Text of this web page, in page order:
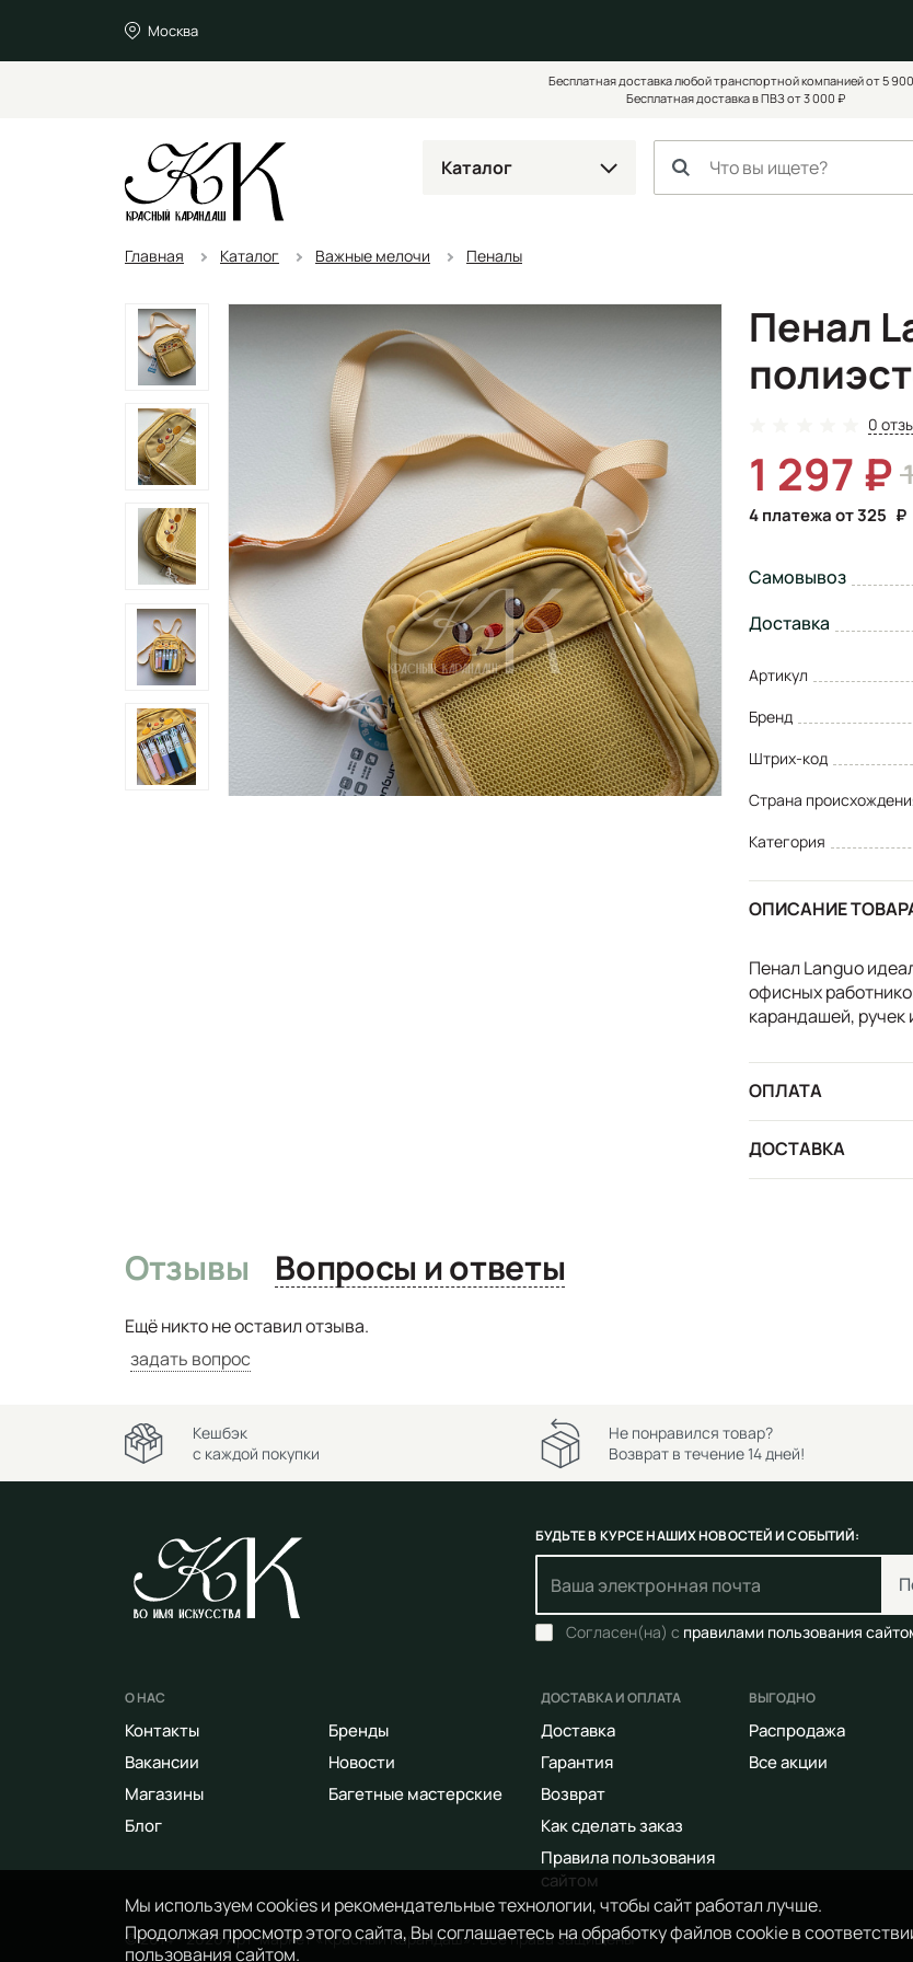
Москва
Бесплатная доставка любой транспортной компанией от 5
Бесплатная доставка в ПВЗ от 3 000 ₽
Каталог
Главная Каталог Важные мелочи Пеналы
Пенал
0
1 297
4 платежа от 325
Самовывоз
Доставка
Артикул
Бренд
Штрих-код
Страна
Категория
ОПИСАНИЕ
Пенал Languo
офисных
карандашей, ручек
ОПЛАТА
ДОСТАВКА
Отзывы Вопросы и ответы
Ещё никто не оставил отзыва.
задать вопрос
Мы используем cookies и рекомендательные технологии, чтобы сайт работал лучше.
Продолжая просмотр этого сайта, Вы соглашаетесь на обработку файлов cookie в
пользования сайтом.
Кешбэк
с каждой покупки
Не понравился товар?
Возврат в течение 14 дней!
БУДЬТЕ В КУРСЕ НАШИХ НОВОСТЕЙ И СОБЫТИЙ:
Согласен(на) с правилами пользования
О НАС
Контакты
Вакансии
Магазины
Блог
Бренды
Новости
Багетные мастерские
ДОСТАВКА И ОПЛАТА
Доставка
Гарантия
Возврат
Как сделать заказ
Правила пользования
сайтом
ВЫГОДНО
Распродажа
Все акции
© 2014 - 2026 Арт-маркет «Красный Карандаш». Все права защищены